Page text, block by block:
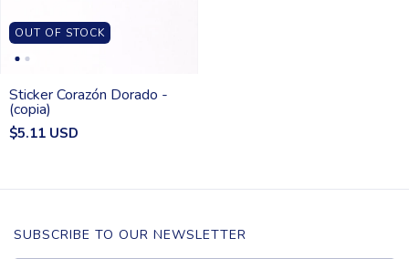
OUT OF STOCK
Sticker Corazón Dorado -
(copia)
$5.11 USD
SUBSCRIBE TO OUR NEWSLETTER